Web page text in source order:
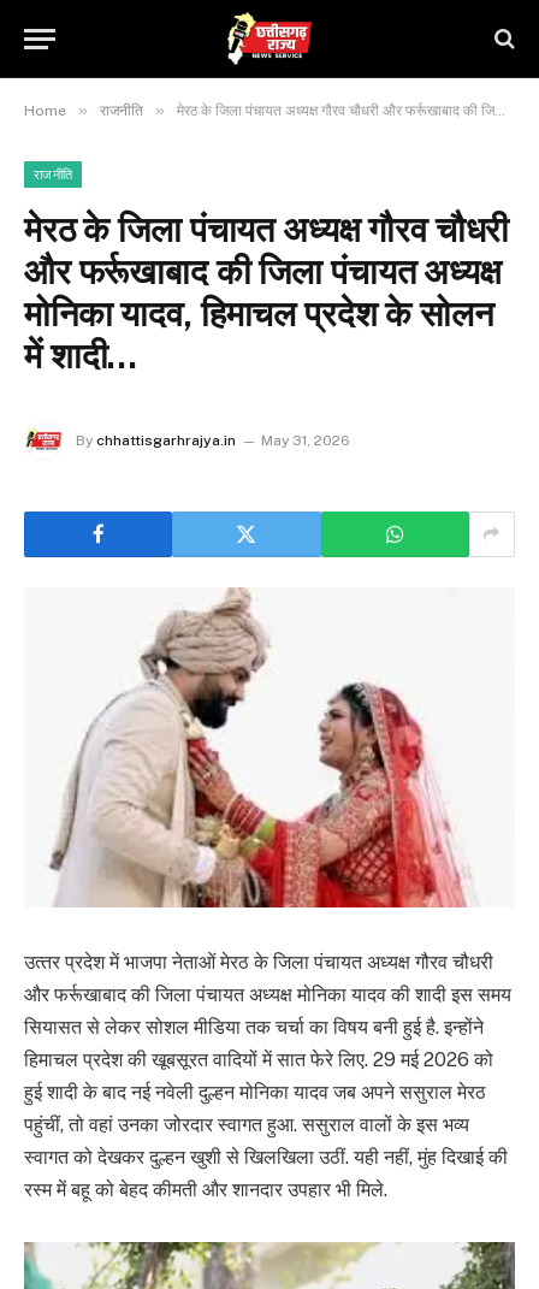
Home » राजनीति » मेरठ के जिला पंचायत अध्यक्ष गौरव चौधरी और फर्रूखाबाद की जिला पंचायत अध्यक्ष मोनिका यादव, हिमाचल प्रदेश के सोलन में शादी…
राजनीति
मेरठ के जिला पंचायत अध्यक्ष गौरव चौधरी
और फर्रूखाबाद की जिला पंचायत अध्यक्ष
मोनिका यादव, हिमाचल प्रदेश के सोलन
में शादी…
By chhattisgarhrajya.in May 31, 2026
उत्‍तर प्रदेश में भाजपा नेताओं मेरठ के जिला पंचायत अध्यक्ष गौरव चौधरी
और फर्रूखाबाद की जिला पंचायत अध्यक्ष मोनिका यादव की शादी इस समय
सियासत से लेकर सोशल मीडिया तक चर्चा का विषय बनी हुई है. इन्‍होंने
हिमाचल प्रदेश की खूबसूरत वादियों में सात फेरे लिए. 29 मई 2026 को
हुई शादी के बाद नई नवेली दुल्हन मोनिका यादव जब अपने ससुराल मेरठ
पहुंचीं, तो वहां उनका जोरदार स्वागत हुआ. ससुराल वालों के इस भव्य
स्वागत को देखकर दुल्हन खुशी से खिलखिला उठीं. यही नहीं, मुंह दिखाई की
रस्म में बहू को बेहद कीमती और शानदार उपहार भी मिले.